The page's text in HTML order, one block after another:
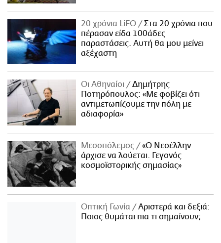
20 χρόνια LiFO
Στα 20 χρόνια που
πέρασαν είδα 100άδες
παραστάσεις. Αυτή θα μου μείνει
αξέχαστη
Οι Αθηναίοι
Δημήτρης
Ποτηρόπουλος: «Με φοβίζει ότι
αντιμετωπίζουμε την πόλη με
αδιαφορία»
Μεσοπόλεμος
«Ο Νεοέλλην
άρχισε να λούεται. Γεγονός
κοσμοϊστορικής σημασίας»
Οπτική Γωνία
Αριστερά και δεξιά:
Ποιος θυμάται πια τι σημαίνουν;